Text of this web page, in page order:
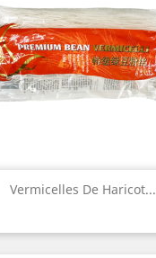
Vermicelles De Haricot...